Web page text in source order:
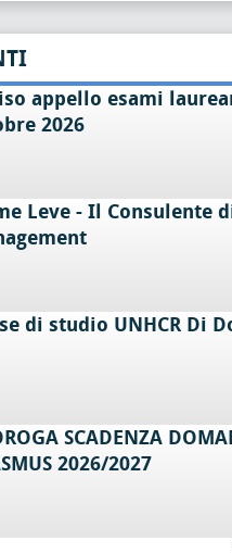
appello esami
2026
Leve - Il Consulente
di studio UNHCR Di
SCADENZA
2026/2027